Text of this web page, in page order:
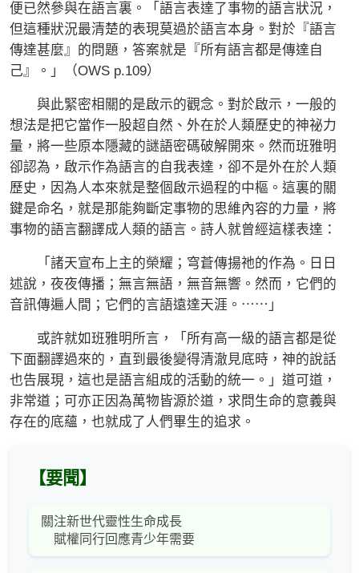
便已然參與在語言裏。「語言表達了事物的語言狀況，
但這種狀況最清楚的表現莫過於語言本身。對於『語言
傳達甚麼』的問題，答案就是『所有語言都是傳達自
己』。」（OWS p.109）
與此緊密相關的是啟示的觀念。對於啟示，一般的
想法是把它當作一股超自然、外在於人類歷史的神祕力
量，將一些原本隱藏的謎語密碼破解開來。然而班雅明
卻認為，啟示作為語言的自我表達，卻不是外在於人類
歷史，因為人本來就是整個啟示過程的中樞。這裏的關
鍵是命名，就是那能夠斷定事物的思維內容的力量，將
事物的語言翻譯成人類的語言。詩人就曾經這樣表達：
「諸天宣布上主的榮耀；穹蒼傳揚祂的作為。日日
述說，夜夜傳播；無言無語，無音無響。然而，它們的
音訊傳遍人間；它們的言語遠達天涯。⋯⋯」
或許就如班雅明所言，「所有高一級的語言都是從
下面翻譯過來的，直到最後變得清澈見底時，神的說話
也告展現，這也是語言組成的活動的統一。」道可道，
非常道；可亦正因為萬物皆源於道，求問生命的意義與
存在的底蘊，也就成了人們畢生的追求。
【要聞】
關注新世代靈性生命成長
賦權同行回應青少年需要